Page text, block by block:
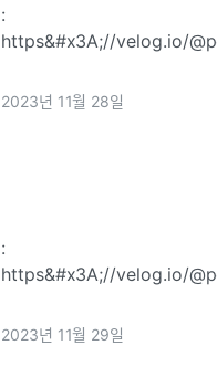
:
https&#x3A;//velog.io/
%EB%B0%8F-
2023년 11월 28일
:
https&#x3A;//velog.io/
%EB%B0%8F-
2023년 11월 29일